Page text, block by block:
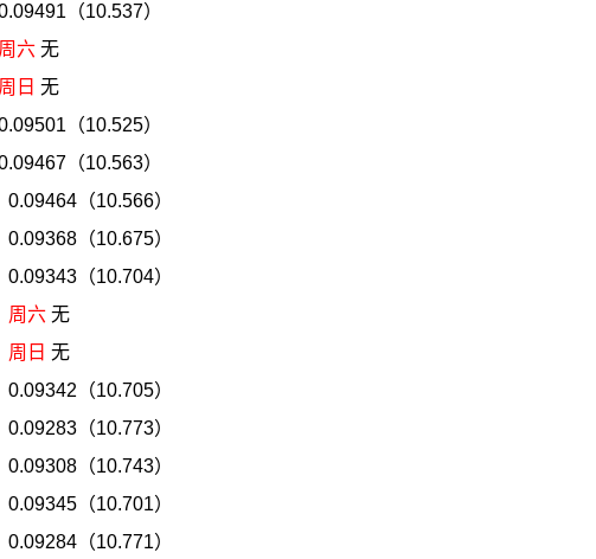
（10.537）
周六无
周日 无
（10.525）
（10.563）
（10.566）
（10.675）
（10.704）
周六无
周日 无
（10.705）
（10.773）
（10.743）
（10.701）
（10.771）